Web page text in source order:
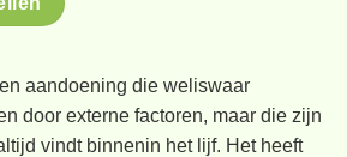
aandoening die weliswaar
door externe factoren, maar die zijn
vindt binnenin het lijf. Het heeft